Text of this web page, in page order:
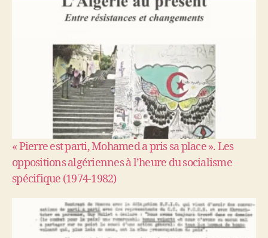
« Pierre est parti, Mohamed a pris sa place ». Les
oppositions algériennes à l’heure du socialisme
spécifique (1974-1982)